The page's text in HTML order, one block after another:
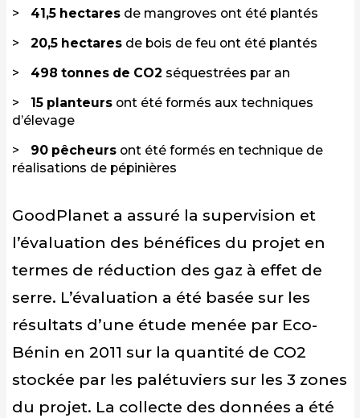
41,5 hectares de mangroves ont été plantés
20,5 hectares de bois de feu ont été plantés
498 tonnes de CO2 séquestrées par an
15 planteurs ont été formés aux techniques
d’élevage
90 pêcheurs ont été formés en technique de
réalisations de pépinières
GoodPlanet a assuré la supervision et
l’évaluation des bénéfices du projet en
termes de réduction des gaz à effet de
serre. L’évaluation a été basée sur les
résultats d’une étude menée par Eco-
Bénin en 2011 sur la quantité de CO2
stockée par les palétuviers sur les 3 zones
du projet. La collecte des données a été